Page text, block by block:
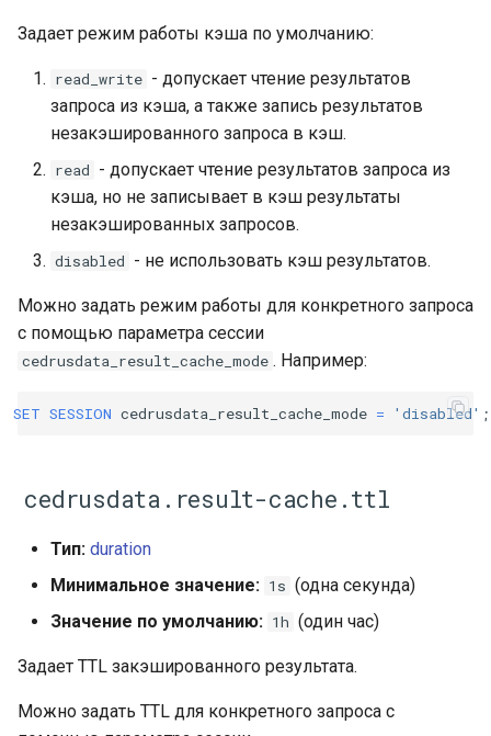
Задает режим работы кэша по умолчанию:
read_write - допускает чтение результатов
запроса из кэша, а также запись результатов
незакэшированного запроса в кэш.
read - допускает чтение результатов запроса из
кэша, но не записывает в кэш результаты
незакэшированных запросов.
disabled - не использовать кэш результатов.
Можно задать режим работы для конкретного запроса
с помощью параметра сессии
cedrusdata_result_cache_mode . Например:
SET SESSION cedrusdata_result_cache_mode = 'disabled' ;
cedrusdata.result-cache.ttl
Тип: duration
Минимальное значение: 1s (одна секунда)
Значение по умолчанию: 1h (один час)
Задает TTL закэшированного результата.
Можно задать TTL для конкретного запроса с